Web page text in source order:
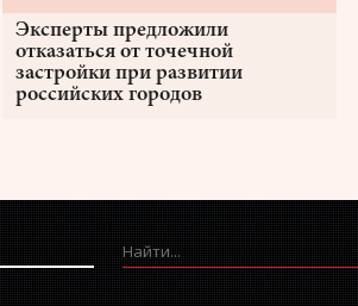
Эксперты предложили
отказаться от точечной
застройки при развитии
российских городов